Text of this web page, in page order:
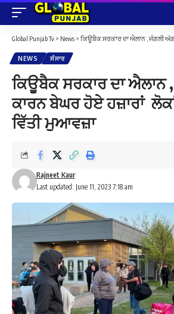
Global Punjab Tv > News > ਕਿਊਬੈਕ ਸਰਕਾਰ ਦਾ ਐਲਾਨ , ਜੰਗਲੀ ਅੱਗ ਕਾਰਨ
NEWS ਸੰਸਾਰ
ਕਿਊਬੈਕ ਸਰਕਾਰ ਦਾ
ਕਾਰਨ ਬੇਘਰ ਹੋਏ ਹਜ਼ਾਰਾਂ
ਵਿੱਤੀ ਮੁਆਵਜ਼ਾ
Last updated: June 11, 2023 7:18 am
Rajneet Kaur